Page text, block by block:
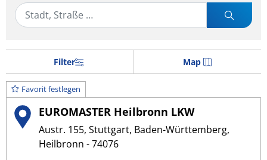
Filter Map
Favorit festlegen
EUROMASTER Heilbronn LKW
Austr. 155, Stuttgart, Baden-Württemberg,
Heilbronn - 74076